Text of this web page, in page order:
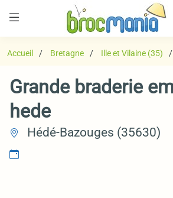
Accueil Bretagne Ille et Vilaine (35)
Grande braderie
hede
Hédé-Bazouges (35630)